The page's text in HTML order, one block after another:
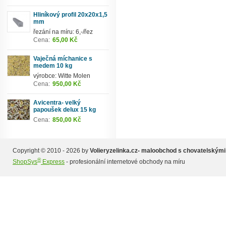
Hliníkový profil 20x20x1,5
mm
řezání na míru: 6,-/řez
Cena: 65,00 Kč
Vaječná míchanice s
medem 10 kg
výrobce: Witte Molen
Cena: 950,00 Kč
Avicentra- velký
papoušek delux 15 kg
Cena: 850,00 Kč
Copyright © 2010 - 2026 by Volieryzelinka.cz- maloobchod s
ShopSys®Express - profesionální internetové obchody na míru